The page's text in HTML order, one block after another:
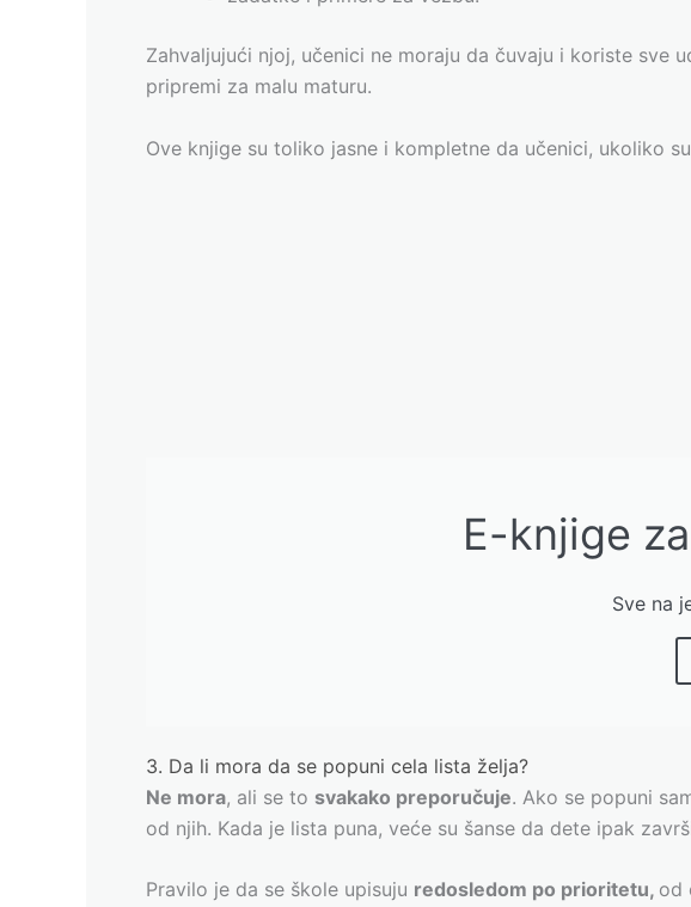
Zahvaljujući njoj, učenici ne moraju da čuvaju i koriste sve
pripremi za malu maturu.
Ove knjige su toliko jasne i kompletne da učenici, ukoliko
E-knjige
Sve na
3. Da li mora da se popuni cela lista želja?
Ne mora, ali se to svakako preporučuje. Ako se popuni
od njih. Kada je lista puna, veće su šanse da dete ipak
Pravilo je da se škole upisuju redosledom po prioritetu, od